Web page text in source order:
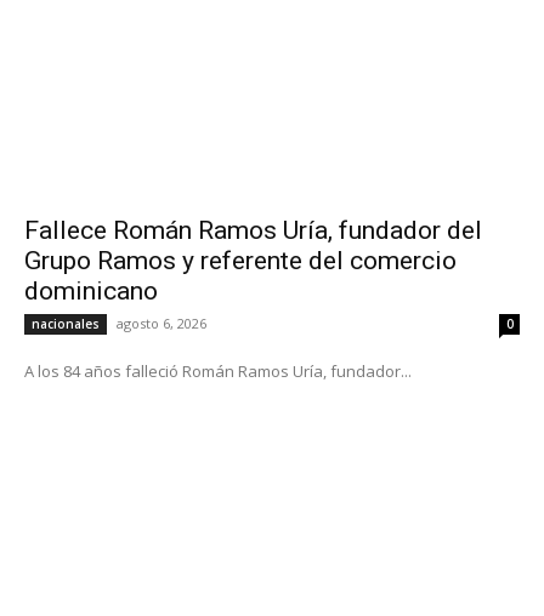
Fallece Román Ramos Uría, fundador del
Grupo Ramos y referente del comercio
dominicano
nacionales agosto 6, 2026 0
A los 84 años falleció Román Ramos Uría, fundador...